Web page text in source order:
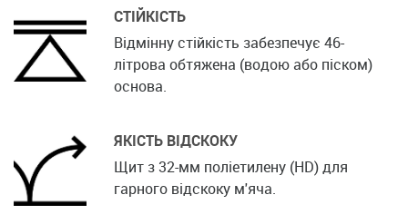
СТІЙКІСТЬ
Відмінну стійкість забезпечує 46-
літрова обтяжена (водою або піском)
основа.
ЯКІСТЬ ВІДСКОКУ
Щит з 32-мм поліетилену (HD) для
гарного відскоку м'яча.